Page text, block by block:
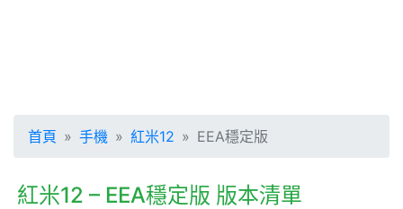
首頁 手機 紅米12 EEA穩定版
紅米12 – EEA穩定版 版本清單